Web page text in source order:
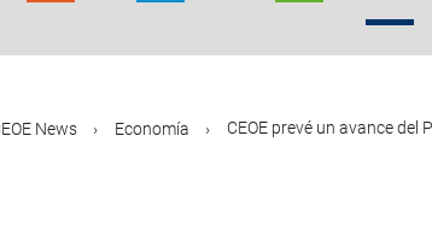
News Economía CEOE prevé un avance del